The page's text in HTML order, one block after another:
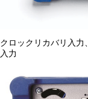
クロックリカバリ入
入力